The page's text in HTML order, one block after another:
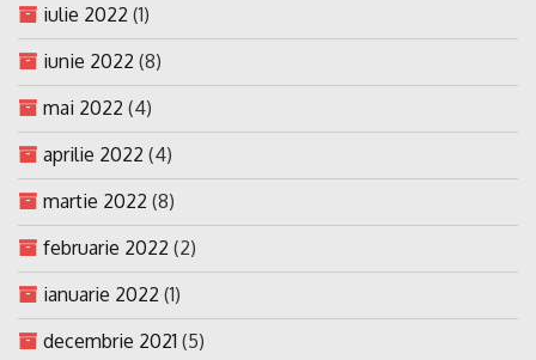
iulie 2022 (1)
iunie 2022 (8)
mai 2022 (4)
aprilie 2022 (4)
martie 2022 (8)
februarie 2022 (2)
ianuarie 2022 (1)
decembrie 2021 (5)